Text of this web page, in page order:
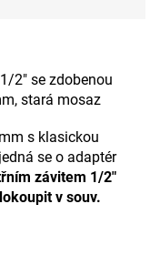
2" se zdobenou
stará mosaz
s klasickou
se o adaptér
závitem 1/2"
v souv.